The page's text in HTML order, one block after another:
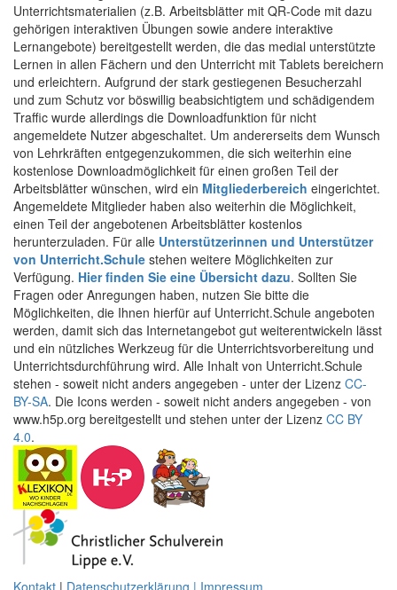
Unterrichtsmaterialien (z.B. Arbeitsblätter mit QR-Code mit dazu
gehörigen interaktiven Übungen sowie andere interaktive
Lernangebote) bereitgestellt werden, die das medial unterstützte
Lernen in allen Fächern und den Unterricht mit Tablets bereichern
und erleichtern. Aufgrund der stark gestiegenen Besucherzahl
und zum Schutz vor böswillig beabsichtigtem und schädigendem
Traffic wurde allerdings die Downloadfunktion für nicht
angemeldete Nutzer abgeschaltet. Um andererseits dem Wunsch
von Lehrkräften entgegenzukommen, die sich weiterhin eine
kostenlose Downloadmöglichkeit für einen großen Teil der
Arbeitsblätter wünschen, wird ein Mitgliederbereich eingerichtet.
Angemeldete Mitglieder haben also weiterhin die Möglichkeit,
einen Teil der angebotenen Arbeitsblätter kostenlos
herunterzuladen. Für alle Unterstützerinnen und Unterstützer
von Unterricht.Schule stehen weitere Möglichkeiten zur
Verfügung. Hier finden Sie eine Übersicht dazu. Sollten Sie
Fragen oder Anregungen haben, nutzen Sie bitte die
Möglichkeiten, die Ihnen hierfür auf Unterricht.Schule angeboten
werden, damit sich das Internetangebot gut weiterentwickeln lässt
und ein nützliches Werkzeug für die Unterrichtsvorbereitung und
Unterrichtsdurchführung wird. Alle Inhalt von Unterricht.Schule
stehen - soweit nicht anders angegeben - unter der Lizenz CC-
BY-SA. Die Icons werden - soweit nicht anders angegeben - von
www.h5p.org bereitgestellt und stehen unter der Lizenz CC BY
4.0.
Kontakt | Datenschutzerklärung | Impressum